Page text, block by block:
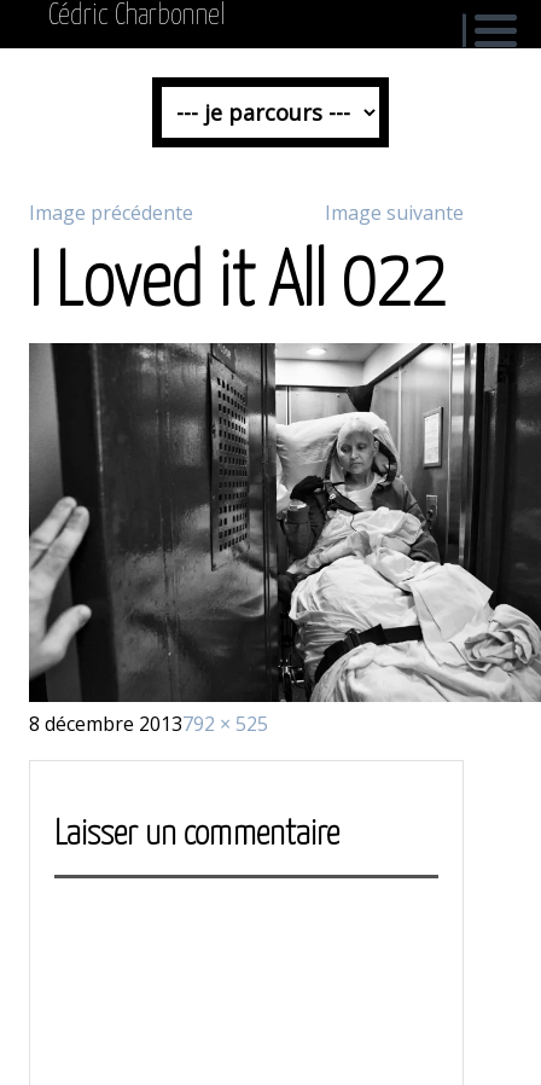
Cédric Charbonnel
Image précédente Image suivante
I Loved it All 022
Publié
8 décembre 2013Taille
792 × 525
Laisser un commentaire